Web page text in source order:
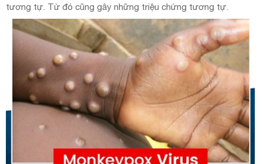
tương tự. Từ đó cũng gây những triệu chứng tương tự.